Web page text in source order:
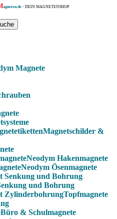
agneten.de - DEIN MAGNETENSHOP
Magnete
Magnetschilder &
Neodym Hakenmagnete
Neodym Ösenmagnete
und Bohrung
Topfmagnete
Büro & Schulmagnete